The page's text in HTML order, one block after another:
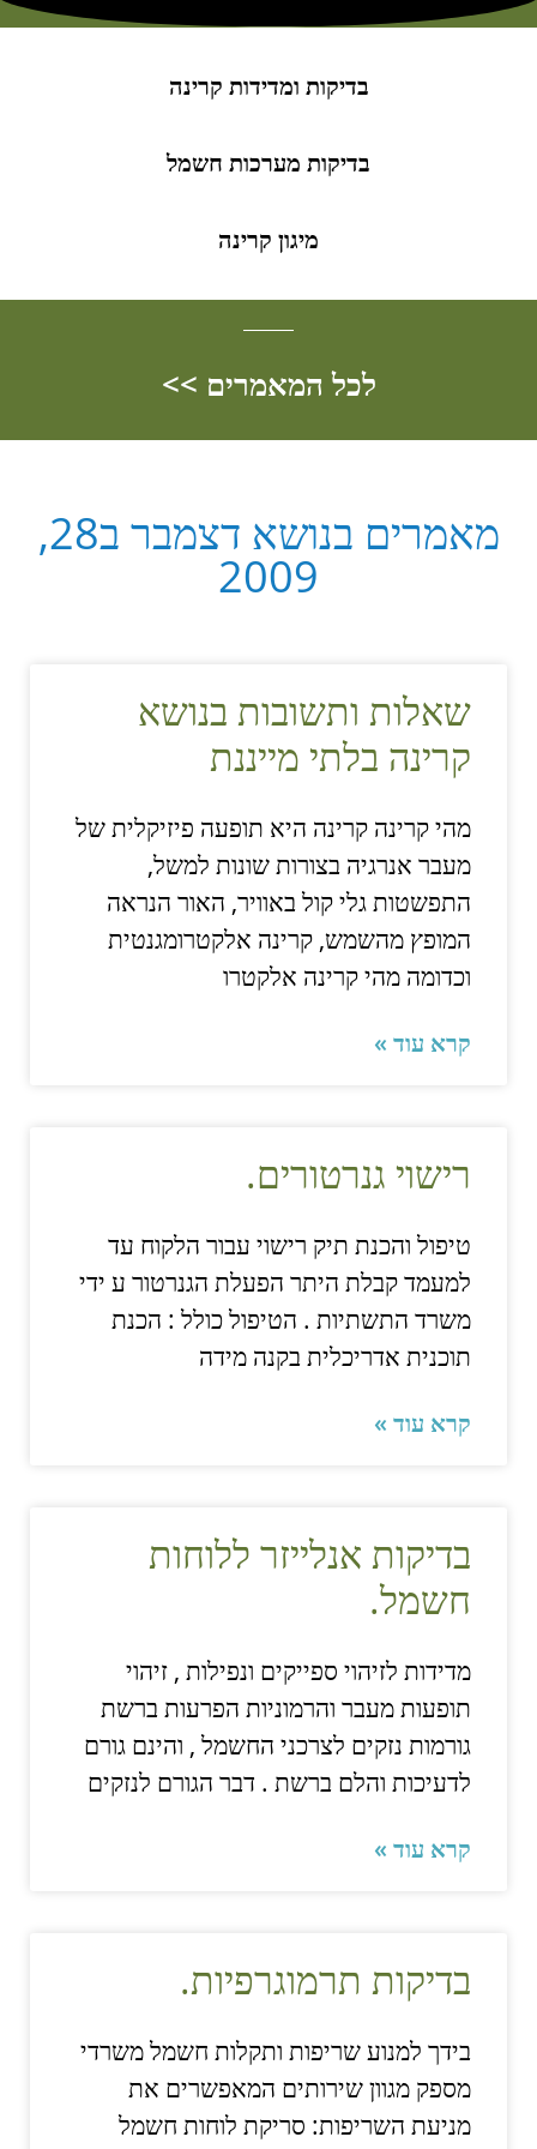
בדיקות ומדידות קרינה
בדיקות מערכות חשמל
מיגון קרינה
לכל המאמרים >>
מאמרים בנושא דצמבר ב28,
2009
שאלות ותשובות בנושא
קרינה בלתי מייננת
מהי קרינה קרינה היא תופעה פיזיקלית של
מעבר אנרגיה בצורות שונות למשל,
התפשטות גלי קול באוויר, האור הנראה
המופץ מהשמש, קרינה אלקטרומגנטית
וכדומה מהי קרינה אלקטרו
קרא עוד »
רישוי גנרטורים.
טיפול והכנת תיק רישוי עבור הלקוח עד
למעמד קבלת היתר הפעלת הגנרטור ע ידי
משרד התשתיות . הטיפול כולל : הכנת
תוכנית אדריכלית בקנה מידה
קרא עוד »
בדיקות אנלייזר ללוחות
חשמל.
מדידות לזיהוי ספייקים ונפילות , זיהוי
תופעות מעבר והרמוניות הפרעות ברשת
גורמות נזקים לצרכני החשמל , והינם גורם
לדעיכות והלם ברשת . דבר הגורם לנזקים
קרא עוד »
בדיקות תרמוגרפיות.
בידך למנוע שריפות ותקלות חשמל משרדי
מספק מגוון שירותים המאפשרים את
מניעת השריפות: סריקת לוחות חשמל